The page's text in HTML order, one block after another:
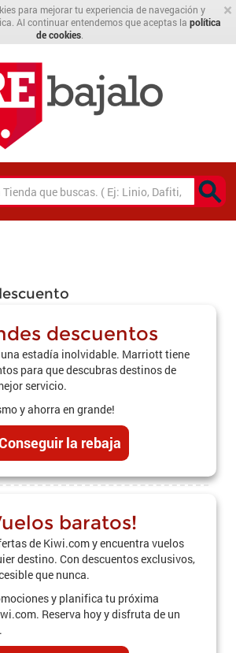
×
para mejorar tu experiencia de navegación y
Al continuar entendemos que aceptas la política
de cookies
descuentos
estadía inolvidable. Marriott tiene
para que descubras destinos de
servicio.
y ahorra en grande!
la rebaja
baratos!
de Kiwi.com y encuentra vuelos
destino. Con descuentos exclusivos,
que nunca.
y planifica tu próxima
Reserva hoy y disfruta de un